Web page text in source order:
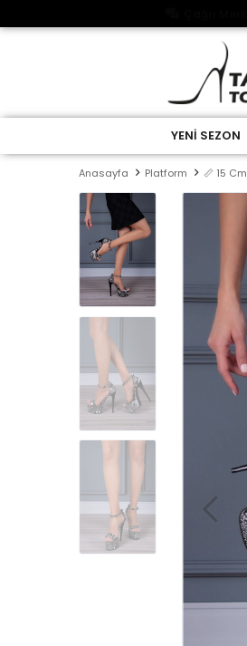
YENİ SEZON
Anasayfa Platform 📏 15 Cm